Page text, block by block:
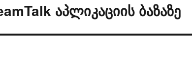
აპლიკაციის ბაზაზე